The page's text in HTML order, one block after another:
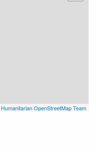
Humanitarian OpenStreetMap Team